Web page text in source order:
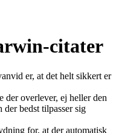
citater
er, at det helt sikkert er
der overlever, ej heller den
der bedst tilpasser sig
for, at der automatisk